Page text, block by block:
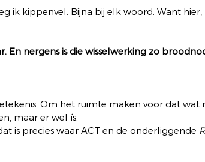
ik kippenvel. Bijna bij elk woord. Want hier,
En nergens is die wisselwerking zo
Om het ruimte maken voor dat wat
maar er wel ís.
is precies waar ACT en de onderliggende